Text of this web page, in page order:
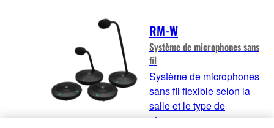
RM-W
Système de microphones sans
fil
Système de microphones
sans fil flexible selon la
salle et le type de
réunion